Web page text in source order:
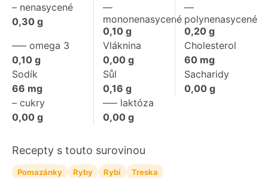
– nenasycené
0,30 g
––
mononenasycené
0,10g
––
polynenasycené
0,20g
––– omega 3
0,10 g
Vláknina
0,00g
Cholesterol
60mg
Sodík
66 mg
Sůl
0,16 g
Sacharidy
0,00g
– cukry
0,00 g
––– laktóza
0,00g
Recepty s touto surovinou
Pomazánky Ryby Rybí Treska